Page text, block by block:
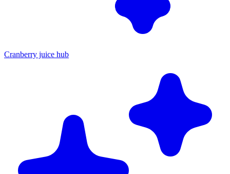
Cranberry juice hub